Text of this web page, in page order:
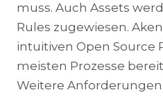
muss. Auch Assets
Rules zugewiesen.
intuitiven Open Source
meisten Prozesse
Weitere